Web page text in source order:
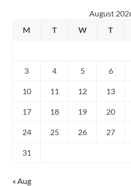
August
M
T W T
3 4 5 6
10 11 12 13
17 18 19 20
24 25 26 27
31
« Aug